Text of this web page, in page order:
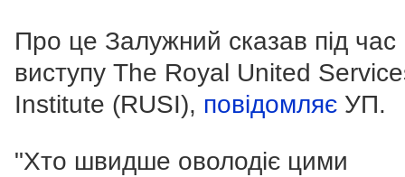
Про це Залужний сказав під час
виступу The Royal United
Institute (RUSI), повідомляє УП.
"Хто швидше оволодіє цими